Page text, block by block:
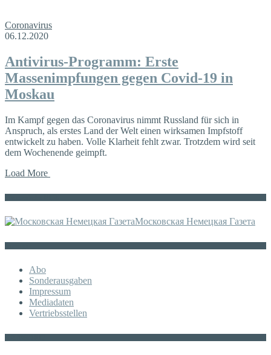
Coronavirus
06.12.2020
Antivirus-Programm: Erste
Massenimpfungen gegen Covid-19 in
Moskau
Im Kampf gegen das Coronavirus nimmt Russland für sich in
Anspruch, als erstes Land der Welt einen wirksamen Impfstoff
entwickelt zu haben. Volle Klarheit fehlt zwar. Trotzdem wird seit
dem Wochenende geimpft.
Load More
Московская Немецкая Газета
Abo
Sonderausgaben
Impressum
Mediadaten
Vertriebsstellen